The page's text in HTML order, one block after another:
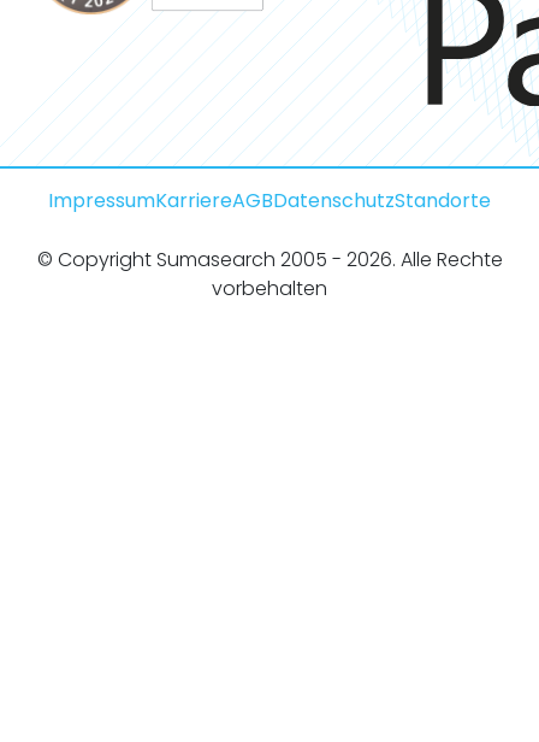
ImpressumKarriereAGBDatenschutzStandorte
© Copyright Sumasearch 2005 - 2026. Alle Rechte
vorbehalten